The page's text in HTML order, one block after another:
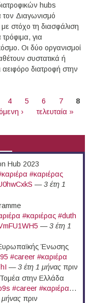
hubs
τον Διαγωνισμό
στόχο τη διασφάλιση
για
Οι δύο οργανισμοί
συστατικά ή
διατροφή στην
4 5 6 7
8
› τελευταία »
Hub 2023
#καριέρας
—3 έτη 1
#καριέρας #duth
—3 έτη 1
Ευρωπαϊκής Ένωσης
#career #καριέρα
—3 έτη 1 μήναςπριν
Τομέα στην Ελλάδα
#career #καριέρα…
μήναςπριν